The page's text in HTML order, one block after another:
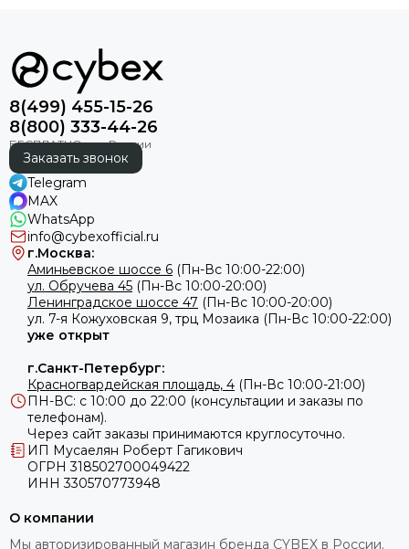
коляска объединяет:
Модульную универсальность
Передовые инженерные разработки
Премиальные материалы
Плавный ход на любой дороге
Пригодность к круглогодичному использованию
Легкое складывание
Инвестиционную долговечность
В данной статье мы подробно расскажем о комплектации
и ключевых характеристиках данной коляски, чтобы вы
могли принять взвешенное решение и определиться с
необходимостью ее покупки.
Начнем с того, что любая модель Cybex Priam IV 3 в 1,
независимо от дизайна, представляет собой
укомплектованную систему, готовую к
использованию с первых дней жизни ребенка и
адаптирующуюся к его развитию.
коляску, вы полностью закроете вопрос с детским
транспортом, обеспечив своего малыша полноценной
прогулочной системой вплоть до возраста 4–5 лет (или до
тех пор, пока его вес не достигнет 22 кг).
Несущая конструкция, основа всей системы — шасси
Priam IV, выполненное из авиационной стали. Данный
8(499) 455-15-26
8(800) 333-44-26
Заказать звонок
Telegram
MAX
WhatsApp
info@cybexofficial.ru
г.Москва:
Аминьевское шоссе 6 (Пн-Вс 10:00-22:00)
ул. Обручева 45 (Пн-Вс 10:00-20:00)
Ленинградское шоссе 47 (Пн-Вс 10:00-20:00)
ул. 7-я Кожуховская 9, трц Мозаика (Пн-Вс 10:00-22:00)
уже открыт
г.Санкт-Петербург:
Красногвардейская площадь, 4 (Пн-Вс 10:00-21:00)
ПН-ВС: с 10:00 до 22:00 (консультации и заказы по
телефонам).
Через сайт заказы принимаются круглосуточно.
ИП Мусаелян Роберт Гагикович
ОГРН 318502700049422
ИНН 330570773948
О компании
Мы авторизированный магазин бренда CYBEX в России.